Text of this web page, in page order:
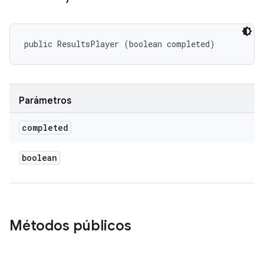
public ResultsPlayer (boolean completed)
Parámetros
completed
boolean
Métodos públicos